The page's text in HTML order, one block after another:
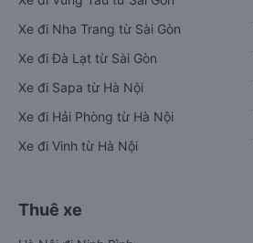
Xe đi Nha Trang từ Sài Gòn
Xe đi Đà Lạt từ Sài Gòn
Xe đi Sapa từ Hà Nội
Xe đi Hải Phòng từ Hà Nội
Xe đi Vinh từ Hà Nội
Thuê xe